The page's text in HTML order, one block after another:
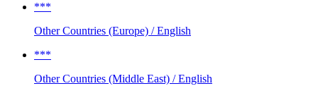
***
Other Countries (Europe) / English
***
Other Countries (Middle East) / English